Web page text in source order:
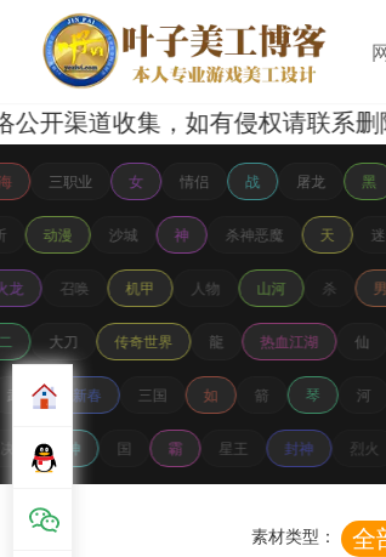
开渠道收集，如有侵权请联
三职业 女 情侣 战 屠龙 黑
动漫 沙城 神 杀神恶魔 天
龙 召唤 机甲 人物 山河 杀 男
二 大刀 传奇世界 龍 热血江湖 仙
武林 新春 三国 如 箭 琴 河
战神 国 霸 星王 封神 烈火
素材类型： 全